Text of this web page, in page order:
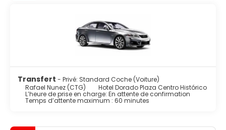
Transfert - Privé: Standard Coche (Voiture)
Rafael Nunez (CTG)
Hotel Dorado Plaza Centro Histórico
L’heure de prise en charge: En attente de confirmation
Temps d’attente maximum : 60 minutes